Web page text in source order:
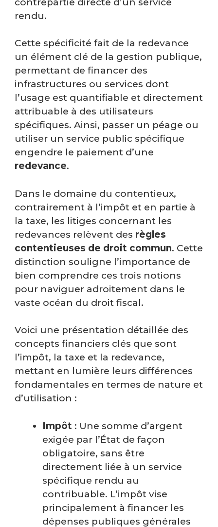
rendu.
Cette spécificité fait de la redevance
un élément clé de la gestion publique,
permettant de financer des
infrastructures ou services dont
l’usage est quantifiable et directement
attribuable à des utilisateurs
spécifiques. Ainsi, passer un péage ou
utiliser un service public spécifique
engendre le paiement d’une
redevance.
Dans le domaine du contentieux,
contrairement à l’impôt et en partie à
la taxe, les litiges concernant les
redevances relèvent des règles
contentieuses de droit commun. Cette
distinction souligne l’importance de
bien comprendre ces trois notions
pour naviguer adroitement dans le
vaste océan du droit fiscal.
Voici une présentation détaillée des
concepts financiers clés que sont
l’impôt, la taxe et la redevance,
mettant en lumière leurs différences
fondamentales en termes de nature et
d’utilisation :
Impôt : Une somme d’argent
exigée par l’État de façon
obligatoire, sans être
directement liée à un service
spécifique rendu au
contribuable. L’impôt vise
principalement à financer les
dépenses publiques générales